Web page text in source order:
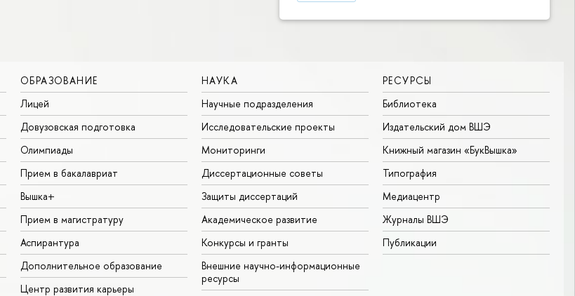
ОБРАЗОВАНИЕ
Лицей
Довузовская подготовка
Олимпиады
Прием в бакалавриат
Вышка+
Прием в магистратуру
Аспирантура
Дополнительное образование
Центр развития карьеры
НАУКА
Научные подразделения
Исследовательские проекты
Мониторинги
Диссертационные советы
Защиты диссертаций
Академическое развитие
Конкурсы и гранты
Внешние научно-информационные
ресурсы
РЕСУРСЫ
Библиотека
Издательский дом ВШЭ
Книжный магазин «БукВышка»
Типография
Медиацентр
Журналы ВШЭ
Публикации